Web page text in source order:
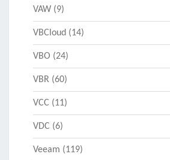
VAW (9)
VBCloud (14)
VBO (24)
VBR (60)
VCC (11)
VDC (6)
Veeam (119)